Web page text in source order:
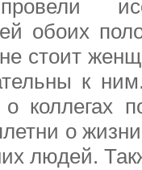
обоих
стоит
к
о коллегах
о
людей.